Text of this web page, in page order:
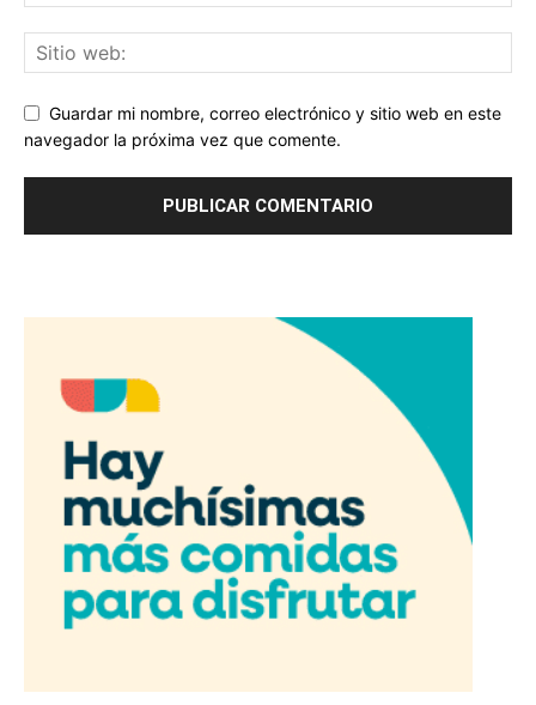
Guardar mi nombre, correo electrónico y sitio web en este
navegador la próxima vez que comente.